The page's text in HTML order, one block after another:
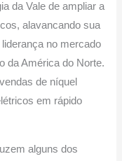
da Vale de ampliar a
alavancando sua
no mercado
da América do Norte.
de níquel
em rápido
alguns dos